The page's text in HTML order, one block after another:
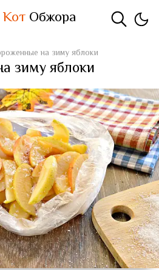
КотОбжора
на зиму яблоки
зиму яблоки